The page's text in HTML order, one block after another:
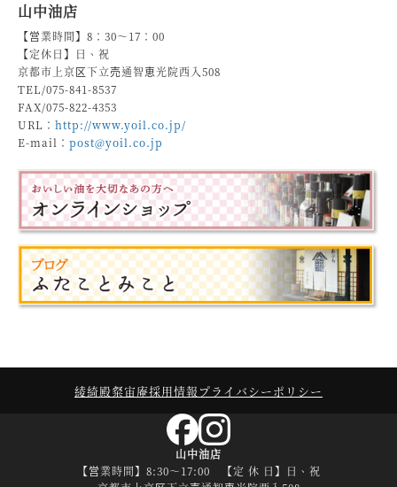
山中油店
【営業時間】8：30～17：00
【定休日】日、祝
京都市上京区下立売通智恵光院西入508
TEL/075-841-8537
FAX/075-822-4353
URL： http://www.yoil.co.jp/
E-mail： post@yoil.co.jp
綾綺殿粲宙庵採用情報 プライバシーポリシー
山中油店
【営業時間】8:30～17:00 【定 休 日】日、祝